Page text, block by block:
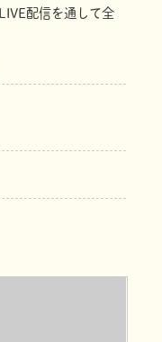
配信を通して全